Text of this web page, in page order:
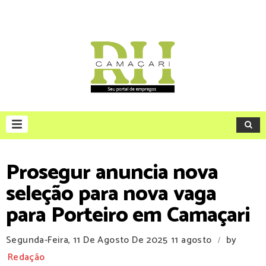
Prosegur anuncia nova
seleção para nova vaga
para Porteiro em Camaçari
Segunda-Feira, 11 De Agosto De 2025 11 agosto /
by
Redação